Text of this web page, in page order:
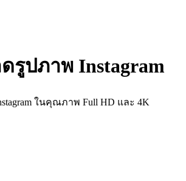
รูปภาพ Instagram
ในคุณภาพ Full HD และ 4K